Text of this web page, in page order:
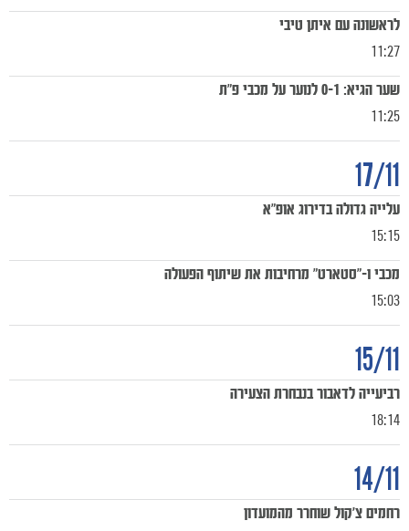
11:27
לראשונה עם איתן טיבי
11:25
שער הגיא: 0-1 לנוער על מכבי פ"ת
17/11
15:15
עלייה גדולה בדירוג אופ"א
15:03
מכבי ו-"סטארט" מרחיבות את שיתוף הפעולה
15/11
18:14
רביעייה לדאבור בנבחרת הצעירה
14/11
רחמים צ'קול שוחרר מהמועדון